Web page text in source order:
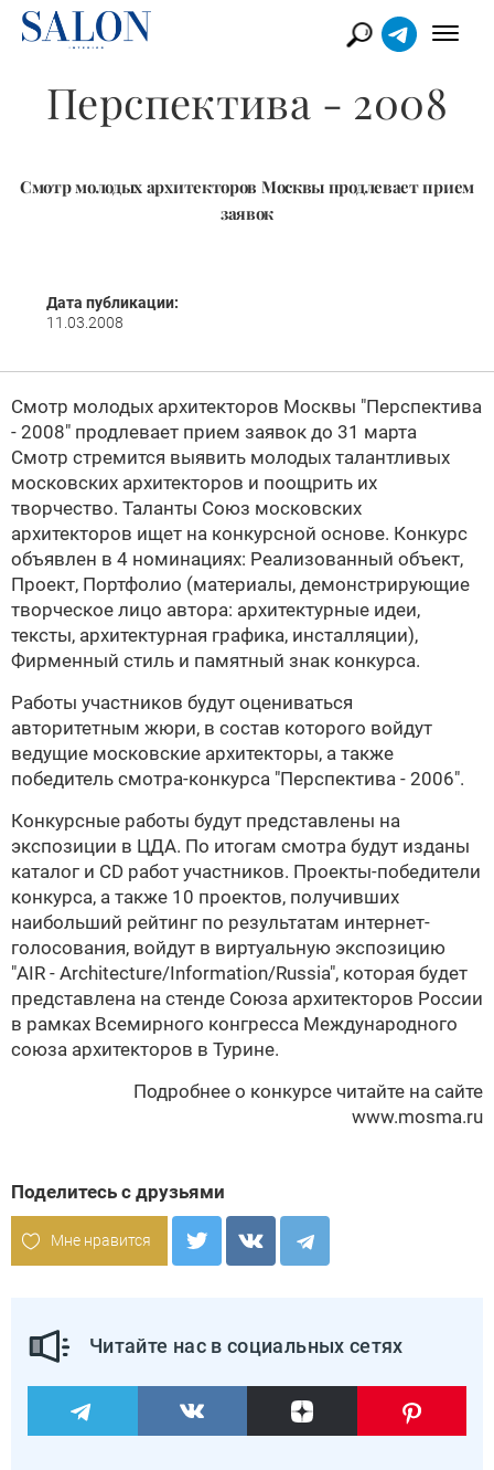
Перспектива - 2008
Смотр молодых архитекторов Москвы продлевает прием
заявок
Дата публикации:
11.03.2008
Смотр молодых архитекторов Москвы "Перспектива
- 2008" продлевает прием заявок до 31 марта
Смотр стремится выявить молодых талантливых
московских архитекторов и поощрить их
творчество. Таланты Союз московских
архитекторов ищет на конкурсной основе. Конкурс
объявлен в 4 номинациях: Реализованный объект,
Проект, Портфолио (материалы, демонстрирующие
творческое лицо автора: архитектурные идеи,
тексты, архитектурная графика, инсталляции),
Фирменный стиль и памятный знак конкурса.
Работы участников будут оцениваться
авторитетным жюри, в состав которого войдут
ведущие московские архитекторы, а также
победитель смотра-конкурса "Перспектива - 2006".
Конкурсные работы будут представлены на
экспозиции в ЦДА. По итогам смотра будут изданы
каталог и CD работ участников. Проекты-победители
конкурса, а также 10 проектов, получивших
наибольший рейтинг по результатам интернет-
голосования, войдут в виртуальную экспозицию
"AIR - Architecture/Information/Russia", которая будет
представлена на стенде Союза архитекторов России
в рамках Всемирного конгресса Международного
союза архитекторов в Турине.
Подробнее о конкурсе читайте на сайте
www.mosma.ru
Поделитесь с друзьями
Мне нравится
Читайте нас в социальных сетях